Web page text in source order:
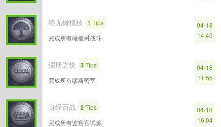
绝无橄榄枝 1 Tips
完成所有橄榄树战斗
04-18
14:40
缪斯之悦 3Tips
完成所有缪斯密室
04-18
11:55
身经百战 2Tips
完成所有监察官试炼
04-18
16:04